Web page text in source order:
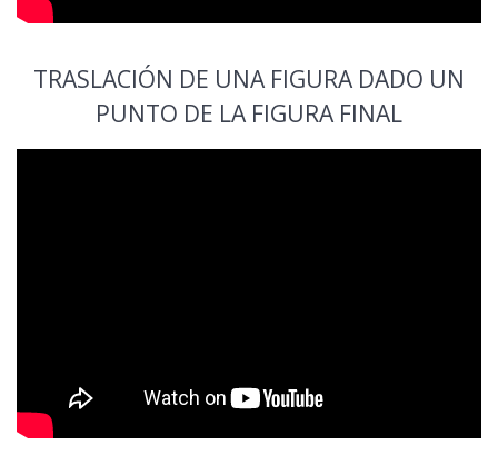
TRASLACIÓN DE UNA FIGURA DADO UN
PUNTO DE LA FIGURA FINAL